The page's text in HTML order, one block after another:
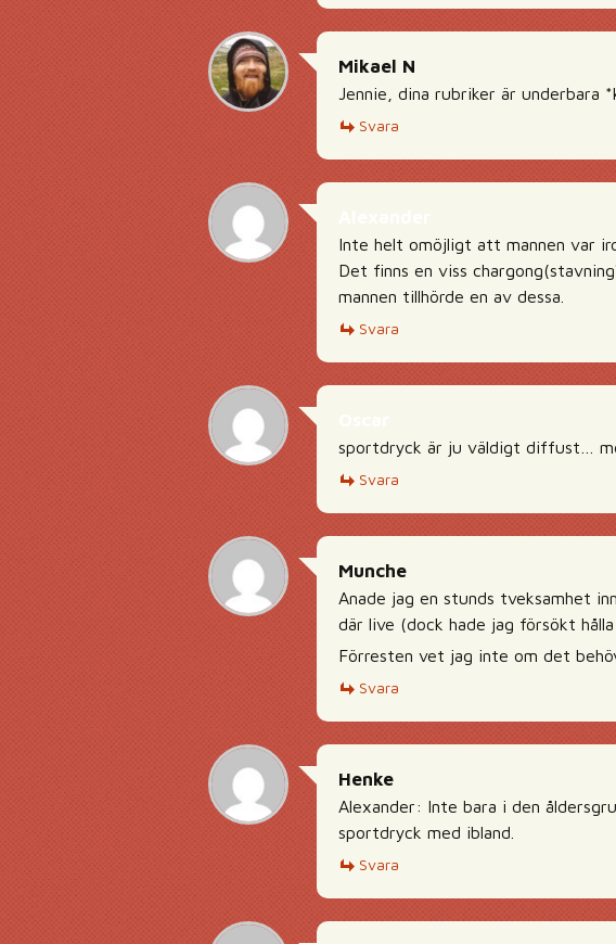
Mikael N
Jennie, dina rubriker är underbara
Svara
Inte helt omöjligt att mannen var
Det finns en viss
mannen tillhörde en av dessa.
Svara
sportdryck är ju väldigt diffust…
Svara
Munche
Anade jag en stunds tveksamhet
där live (dock hade jag försökt
Förresten vet jag inte om det
Svara
Henke
Alexander: Inte bara i den
sportdryck med ibland.
Svara